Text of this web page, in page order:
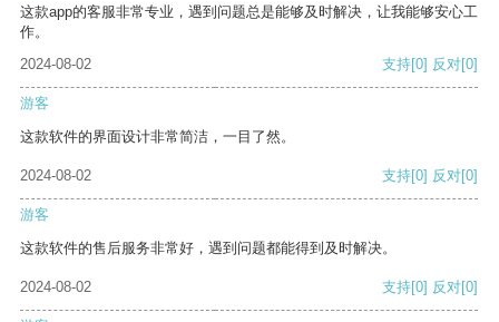
这款app的客服非常专业，遇到问题总是能够及时解决，让我能够安心工
作。
2024-08-02
支持[0] 反对[0]
游客
这款软件的界面设计非常简洁，一目了然。
2024-08-02 支持[0] 反对[0]
游客
这款软件的售后服务非常好，遇到问题都能得到及时解决。
2024-08-02 支持[0] 反对[0]